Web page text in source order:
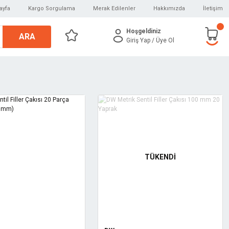
Kargo Sorgulama Merak Edilenler Hakkımızda İletişim
ARA
Hoşgeldiniz
Giriş Yap / Üye Ol
TÜKENDİ